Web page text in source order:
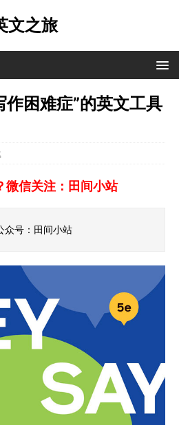
文之旅
作困难症”的英文工具
微信关注：田间小站
众号：田间小站